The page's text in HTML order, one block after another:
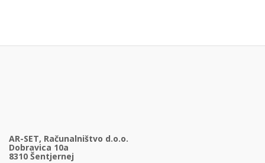
AR-SET, Računalništvo d.o.o.
Dobravica 10a
8310 Šentjernej